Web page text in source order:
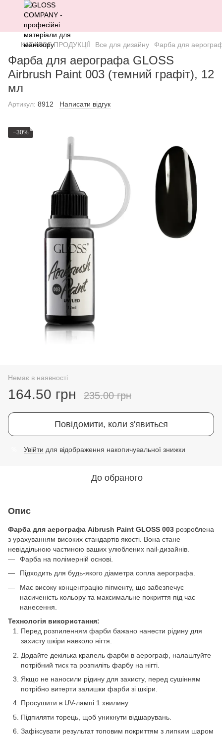
КАТАЛОГ ПРОДУКЦІЇ Все для дизайну Фарба для
Фарба для аерографа GLOSS
Airbrush Paint 003 (темний графіт), 12
мл
Артикул: 8912 Написати відгук
−30%
Немає в наявності
164.50 грн 235.00 грн
Повідомити, коли з'явиться
Увійти для відображення накопичувальної знижки
До обраного
Опис
Фарба для аерографа Aibrush Paint GLOSS 003 розроблена
з урахуванням високих стандартів якості. Вона стане
невіддільною частиною ваших улюблених nail-дизайнів.
Фарба на полімерній основі.
Підходить для будь-якого діаметра сопла аерографа.
Має високу концентрацію пігменту, що забезпечує
насиченість кольору та максимальне покриття під час
нанесення.
Технологія використання:
Перед розпиленням фарби бажано нанести рідину для
захисту шкіри навколо нігтя.
Додайте декілька крапель фарби в аерограф, налаштуйте
потрібний тиск та розпиліть фарбу на нігті.
Якщо не наносили рідину для захисту, перед сушінням
потрібно витерти залишки фарби зі шкіри.
Просушити в UV-лампі 1 хвилину.
Підпиляти торець, щоб уникнути відшарувань.
Зафіксувати результат топовим покриттям з липким шаром